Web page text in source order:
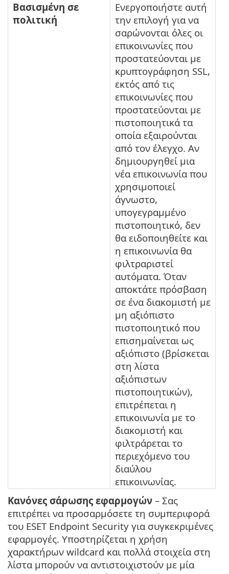
Βασισμένη σε
πολιτική
Ενεργοποιήστε αυτή
την επιλογή για να
σαρώνονται όλες οι
επικοινωνίες που
προστατεύονται με
κρυπτογράφηση SSL,
εκτός από τις
επικοινωνίες που
προστατεύονται με
πιστοποιητικά τα
οποία εξαιρούνται
από τον έλεγχο. Αν
δημιουργηθεί μια
νέα επικοινωνία που
χρησιμοποιεί
άγνωστο,
υπογεγραμμένο
πιστοποιητικό, δεν
θα ειδοποιηθείτε και
η επικοινωνία θα
φιλτραριστεί
αυτόματα. Όταν
αποκτάτε πρόσβαση
σε ένα διακομιστή με
μη αξιόπιστο
πιστοποιητικό που
επισημαίνεται ως
αξιόπιστο (βρίσκεται
στη λίστα
αξιόπιστων
πιστοποιητικών),
επιτρέπεται η
επικοινωνία με το
διακομιστή και
φιλτράρεται το
περιεχόμενο του
διαύλου
επικοινωνίας.
Κανόνες σάρωσης εφαρμογών – Σας
επιτρέπει να προσαρμόσετε τη συμπεριφορά
του ESET Endpoint Security για συγκεκριμένες
εφαρμογές. Υποστηρίζεται η χρήση
χαρακτήρων wildcard και πολλά στοιχεία στη
λίστα μπορούν να αντιστοιχιστούν με μία